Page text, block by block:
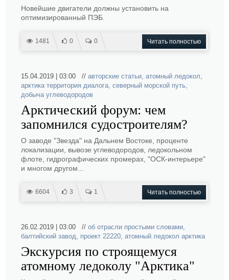
Новейшие двигатели должны установить на
оптимизированный ПЭБ.
1481 0 0 Читать полностью
15.04.2019 | 03:00 // авторские статьи, атомный ледокол,
арктика территория диалога, северный морской путь,
добыча углеводородов
Арктический форум: чем
запомнился судостроителям?
О заводе "Звезда" на Дальнем Востоке, проценте
локализации, вывозе углеводородов, ледокольном
флоте, гидрографических промерах, "ОСК-интерьере"
и многом другом...
6604 3 1 Читать полностью
26.02.2019 | 03:00 // об отрасли простыми словами,
балтийский завод, проект 22220, атомный ледокол арктика
Экскурсия по строящемуся
атомному ледоколу "Арктика"